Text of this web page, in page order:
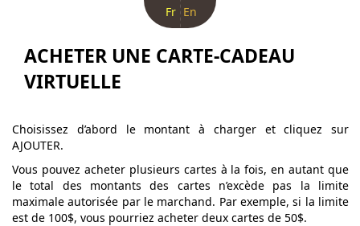
Fr En
ACHETER UNE CARTE-CADEAU
VIRTUELLE
Choisissez d’abord le montant à charger et cliquez sur
AJOUTER.
Vous pouvez acheter plusieurs cartes à la fois, en autant que
le total des montants des cartes n’excède pas la limite
maximale autorisée par le marchand. Par exemple, si la limite
est de 100$, vous pourriez acheter deux cartes de 50$.